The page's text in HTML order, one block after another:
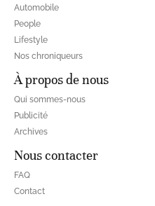
Automobile
People
Lifestyle
Nos chroniqueurs
À propos de nous
Qui sommes-nous
Publicité
Archives
Nous contacter
FAQ
Contact